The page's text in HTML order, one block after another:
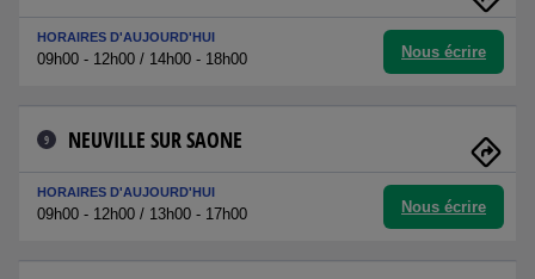
HORAIRES D'AUJOURD'HUI
09h00 - 12h00 / 14h00 - 18h00 Nous écrire
9 NEUVILLE SUR SAONE
HORAIRES D'AUJOURD'HUI
09h00 - 12h00 / 13h00 - 17h00 Nous écrire